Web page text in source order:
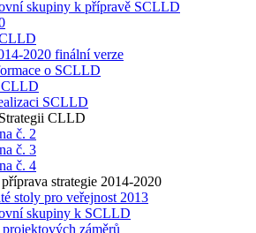
skupiny k přípravě SCLLD
2020 finální verze
o SCLLD
SCLLD
CLLD
č. 2
č. 3
č. 4
strategie 2014-2020
stoly pro veřejnost 2013
skupiny k SCLLD
projektových záměrů